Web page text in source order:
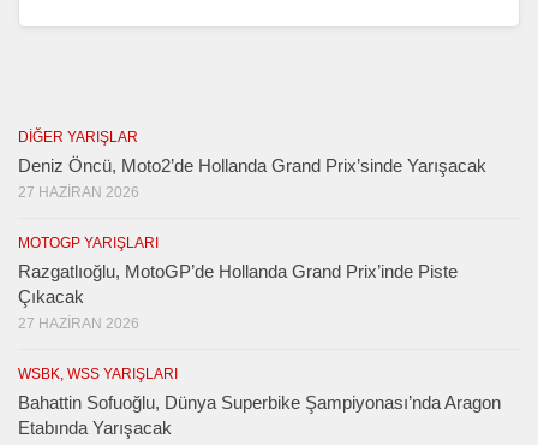
DIĞER YARIŞLAR
Deniz Öncü, Moto2’de Hollanda Grand Prix’sinde Yarışacak
27 HAZIRAN 2026
MOTOGP YARIŞLARI
Razgatlıoğlu, MotoGP’de Hollanda Grand Prix’inde Piste
Çıkacak
27 HAZIRAN 2026
WSBK, WSS YARIŞLARI
Bahattin Sofuoğlu, Dünya Superbike Şampiyonası’nda Aragon
Etabında Yarışacak